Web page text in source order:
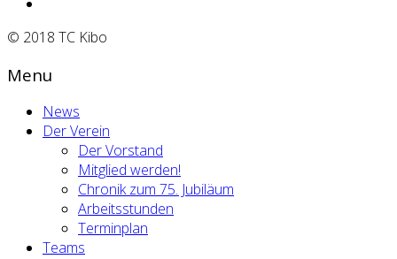
© 2018 TC Kibo
Menu
News
Der Verein
Der Vorstand
Mitglied werden!
Chronik zum 75. Jubiläum
Arbeitsstunden
Terminplan
Teams